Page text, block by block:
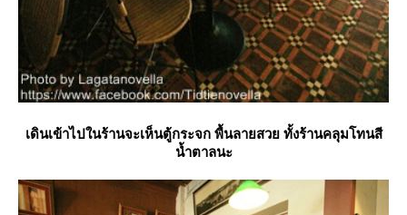
เดินเข้าไปในร้านจะเห็นตู้กระจก พื้นลายสวย ทั้งร้านคลุมโทนสี
น้ำตาลนะ